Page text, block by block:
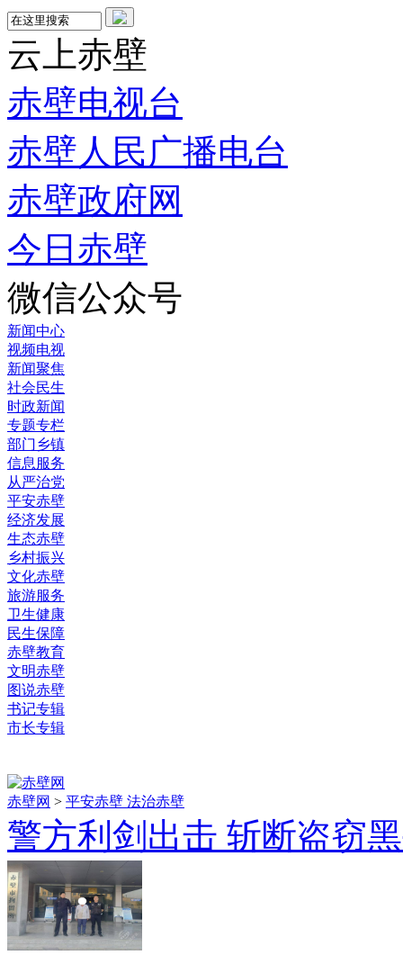
云上赤壁
赤壁电视台
赤壁人民广播电台
赤壁政府网
今日赤壁
微信公众号
新闻中心
视频电视
新闻聚焦
社会民生
时政新闻
专题专栏
部门乡镇
信息服务
从严治党
平安赤壁
经济发展
生态赤壁
乡村振兴
文化赤壁
旅游服务
卫生健康
民生保障
赤壁教育
文明赤壁
图说赤壁
书记专辑
市长专辑
赤壁网 > 平安赤壁 法治赤壁
警方利剑出击 斩断盗窃